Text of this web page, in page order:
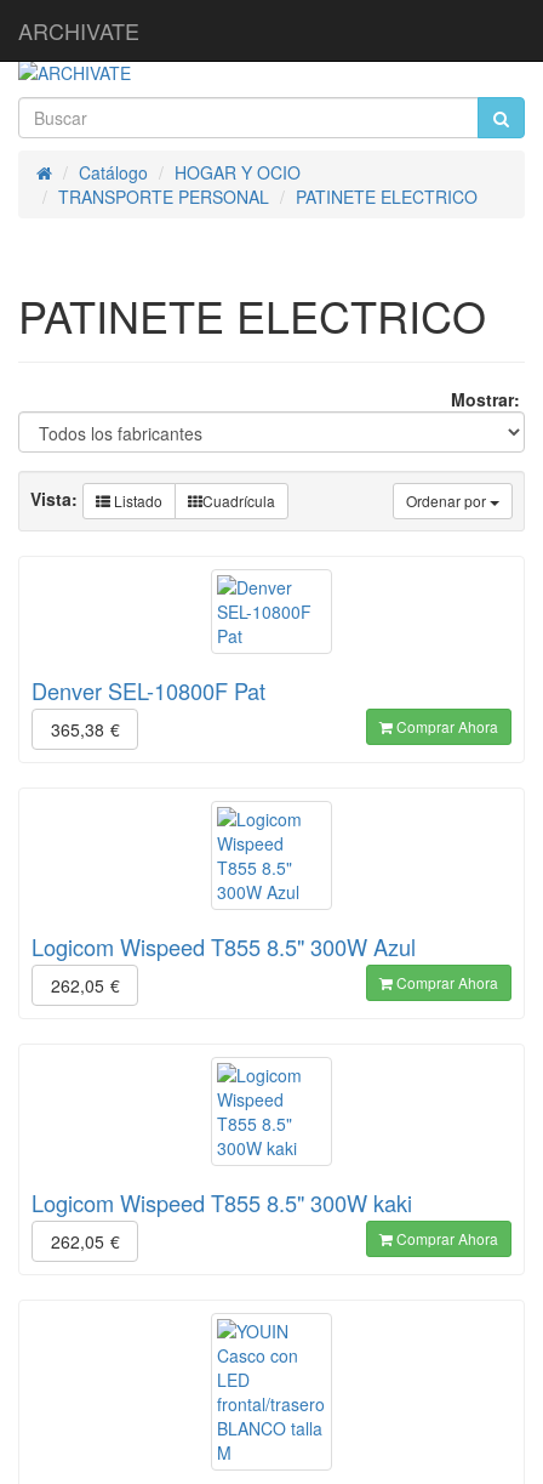
ARCHIVATE
InicioCatálogo
HOGAR Y OCIO
TRANSPORTE PERSONAL
PATINETE ELECTRICO
PATINETE ELECTRICO
Mostrar:
Ordenar por
Vista: Listado Cuadrícula
Denver SEL-10800F Pat
365,38 € Comprar Ahora
Logicom Wispeed T855 8.5" 300W Azul
262,05 € Comprar Ahora
Logicom Wispeed T855 8.5" 300W kaki
262,05 € Comprar Ahora